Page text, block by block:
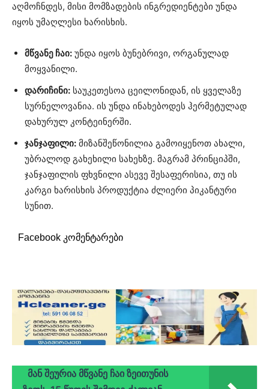
აღმოჩნდეს, მისი მომზადების ინგრედიენტები უნდა
იყოს უმაღლესი ხარისხის.
მწვანე ჩაი: უნდა იყოს ბუნებრივი, ორგანულად
მოყვანილი.
დარიჩინი: საუკეთესოა ცეილონიდან, ის ყველაზე
სურნელოვანია. ის უნდა ინახებოდეს ჰერმეტულად
დახურულ კონტეინერში.
ჯანჯაფილი: მიზანშეწონილია გამოიყენოთ ახალი,
უბრალოდ გახეხილი სახეხზე. მაგრამ პრინციპში,
ჯანჯაფილის ფხვნილი ასევე შესაფერისია, თუ ის
კარგი ხარისხის პროდუქტია ძლიერი პიკანტური
სუნით.
Facebook კომენტარები
მან შეურია მწვანე ჩაი ზეითუნის